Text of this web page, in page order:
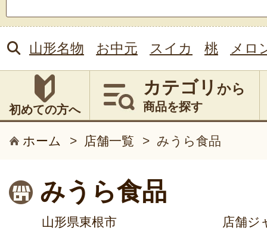
索:
山形名物 お中元 スイカ 桃 メロ
初めての方へ
カテゴリ から
商品を探す
ホーム > 店舗一覧 > みうら食品
みうら食品
山形県東根市 店舗ジ